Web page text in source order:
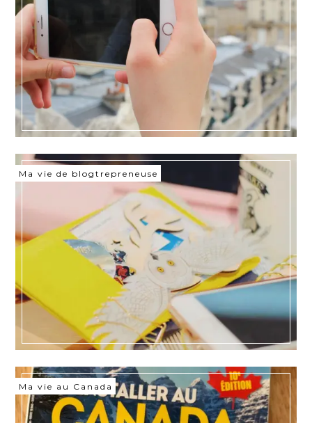
Ma vie de blogtrepreneuse
Ma vie au Canada